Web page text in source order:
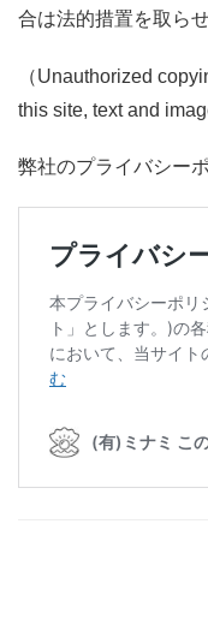
合は法的措置を取ら
（Unauthorized
this site, text and
弊社のプライバシー